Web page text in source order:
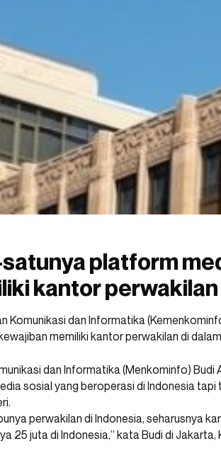
platform
kantor
Komunikasi dan Informatika
memiliki kantor perwakilan di
dan Informatika (Menkominfo)
sosial yang beroperasi di Indonesia tapi
perwakilan di Indonesia, seharusnya
25 juta di Indonesia,” kata Budi di Jakarta,